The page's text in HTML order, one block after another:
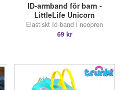
ID-armband för barn -
LittleLife Unicorn
Elastiskt Id-band i neopren
69 kr